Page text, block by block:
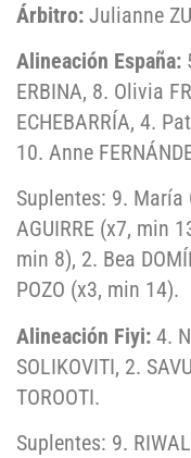
Árbitro: Julianne
Alineación España:
ERBINA, 8. Olivia
ECHEBARRÍA, 4.
10. Anne
Suplentes: 9. María
AGUIRRE (x7, min
min 8), 2. Bea
POZO (x3, min 14).
Alineación Fiyi: 4.
SOLIKOVITI, 2.
TOROOTI.
Suplentes: 9.